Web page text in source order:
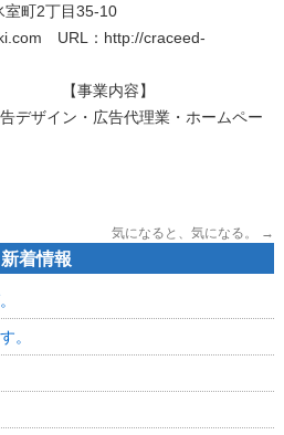
町2丁目35-10
URL：http://craceed-
容】
デザイン・広告代理業・ホームペー
気になると、気になる。 →
新着情報
。